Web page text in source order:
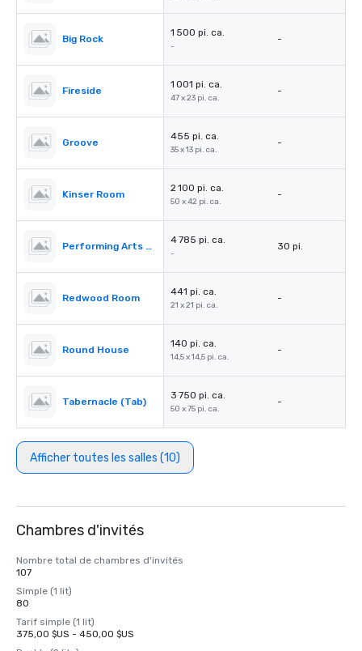
Big Rock
1 500 pi. ca.
-
-
Fireside
1 001 pi. ca.
47 x 23 pi. ca.
-
Groove
455 pi. ca.
35 x 13 pi. ca.
-
Kinser Room
2 100 pi. ca.
50 x 42 pi. ca.
-
Performing Arts Center (PAC)
4 785 pi. ca.
-
30 pi.
Redwood Room
441 pi. ca.
21 x 21 pi. ca.
-
Round House
140 pi. ca.
14,5 x 14,5 pi. ca.
-
Tabernacle (Tab)
3 750 pi. ca.
50 x 75 pi. ca.
-
Afficher toutes les salles (10)
Chambres d'invités
Nombre total de chambres d'invités
107
Simple (1 lit)
80
Tarif simple (1 lit)
375,00 $US - 450,00 $US